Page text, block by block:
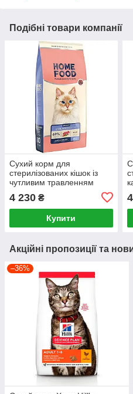
Подібні товари компанії
Сухий корм для
стерилізованих кішок із
чутливим травленням
Home Food With sensitive
digestion 10 кг
4 230 ₴
Купити
Акційні пропозиції та
–36%